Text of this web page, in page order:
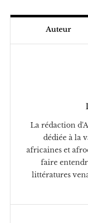
Auteur
La rédaction
dédiée à la
africaines et
faire
littératures